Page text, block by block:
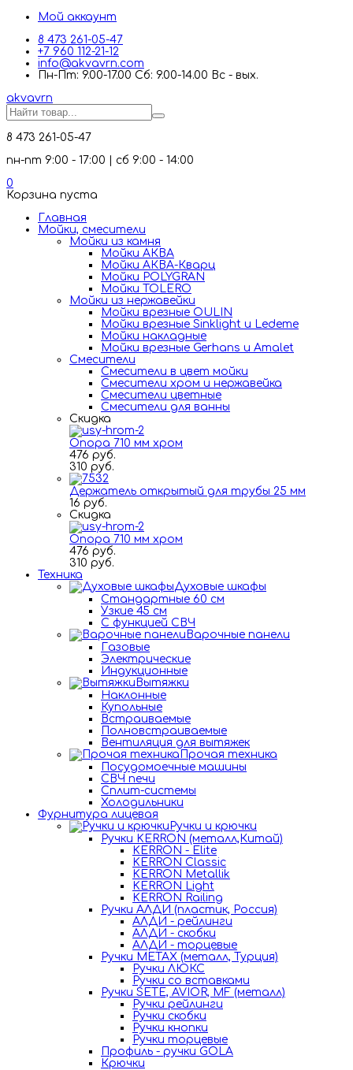
Мой аккаунт
8 473 261-05-47
+7 960 112-21-12
info@akvavrn.com
Пн-Пт: 9.00-17.00 Сб: 9.00-14.00 Вс - вых.
akvavrn
8 473 261-05-47
пн-пт 9:00 - 17:00 | сб 9:00 - 14:00
0
Корзина пуста
Главная
Мойки, смесители
Mойки из камня
Мойки АКВА
Мойки АКВА-Кварц
Мойки POLYGRAN
Мойки TOLERO
Мойки из нержавейки
Мойки врезные OULIN
Мойки врезные Sinklight и Ledeme
Мойки накладные
Мойки врезные Gerhans и Amalet
Смесители
Смесители в цвет мойки
Смесители хром и нержавейка
Смесители цветные
Смесители для ванны
Скидка
Опора 710 мм хром
476 руб.
310 руб.
Держатель открытый для трубы 25 мм
16 руб.
Скидка
Опора 710 мм хром
476 руб.
310 руб.
Техника
Духовые шкафы
Стандартные 60 см
Узкие 45 см
С функцией СВЧ
Варочные панели
Газовые
Электрические
Индукционные
Вытяжки
Наклонные
Купольные
Встраиваемые
Полновстраиваемые
Вентиляция для вытяжек
Прочая техника
Посудомоечные машины
СВЧ печи
Сплит-системы
Холодильники
Фурнитура лицевая
Ручки и крючки
Ручки KERRON (металл,Китай)
KERRON - Elite
KERRON Classic
KERRON Metallik
KERRON Light
KERRON Railing
Ручки АЛДИ (пластик, Россия)
АЛДИ - рейлинги
АЛДИ - скобки
АЛДИ - торцевые
Ручки METAX (металл, Турция)
Ручки ЛЮКС
Ручки со вставками
Ручки SETE, AVIOR, MF (металл)
Ручки рейлинги
Ручки скобки
Ручки кнопки
Ручки торцевые
Профиль - ручки GOLA
Крючки